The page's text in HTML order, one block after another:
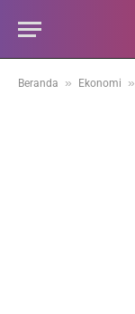
Beranda » Ekonomi »